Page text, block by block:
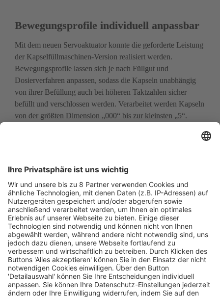
Bewegungsprofile individuell anpassbar
Mit dem neuen Servoaktuator konnte die geforderte Leistung
der Kapselfüllmaschinen-Version realisiert werden.
Bewegungsprofile lassen sich je nach Füllgut und
Dosierverfahren anpassen, sodass die Kapseln unabhängig
von ihrer Befüllung auch bei höheren Taktzahlen sicher
befüllt und verschlossen werden. Verarbeitet werden Kapseln
von der größten Dimension „000“ bis zur kleinsten „5“.
Gleichzeitig hat sich gezeigt, dass der hohe Wirkungsgrad
des Antriebs wesentlich dazu beiträgt, dass aufgrund der nur
geringen Wärmeentwicklung auf eine Wasserkühlung und
deren Peripherie verzichtet werden kann.“
Wartung und Formatwechsel vereinfacht
Auch beim Betrieb und Service zeigt der Antrieb Vorteile.
Servicepositionen der Kapselfüllmaschine ­lassen sich einfach
anfahren, der Antrieb ist gut zugänglich und erleichtert